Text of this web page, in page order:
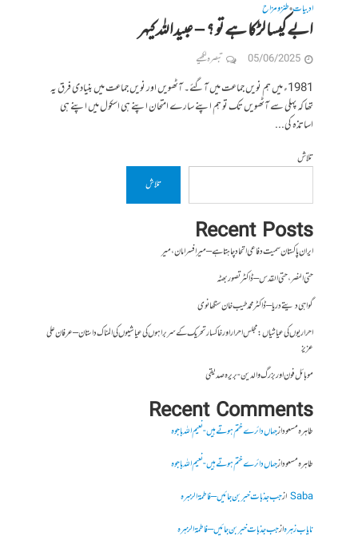
ادبیات•طنز و مزاح
ابے کیسا لڑکا ہے تو ؟ – عبیداللہ کیہر
05/06/2025 تبصرہ لکھیے
1981ء میں ہم نویں جماعت میں آگئے۔ آٹھویں اور نویں جماعت میں بنیادی فرق یہ
تھا کہ پہلی سے آٹھویں تک تو ہم اپنے سارے امتحان اپنے ہی اسکول میں اپنے ہی
اساتذہ کی...
تلاش
تلاش
Recent Posts
ایران پاکستان سمیت دفاعی اتحاد چاہتا ہے – میر افسر امان،میر
حتی النصر ، حتی القدس – ڈاکٹر تصور بھٹہ
گواہی دیتے دریا – ڈاکٹر محمد طیب خان سنگھانوی
احراریوں کی عیاشیاں : مجلس احرار اور خاکسار تحریک کے سربراہوں کی عیاشیوں کی المناک داستان – عرفان علی
عزیز
موبائل فون اور بزرگ والدین- بریرہ صدیقی
Recent Comments
طاہرہ مسعودازجہاں دائرے ختم ہوتے ہیں- نعیم اللہ باجوہ
طاہرہ مسعودازجہاں دائرے ختم ہوتے ہیں- نعیم اللہ باجوہ
Sabaازجب جذبات خبر بن جائیں – فاطمۃالزہرہ
نایاب زہرہازجب جذبات خبر بن جائیں – فاطمۃالزہرہ